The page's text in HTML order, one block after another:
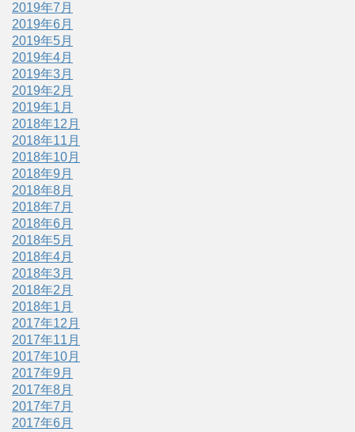
2019年7月
2019年6月
2019年5月
2019年4月
2019年3月
2019年2月
2019年1月
2018年12月
2018年11月
2018年10月
2018年9月
2018年8月
2018年7月
2018年6月
2018年5月
2018年4月
2018年3月
2018年2月
2018年1月
2017年12月
2017年11月
2017年10月
2017年9月
2017年8月
2017年7月
2017年6月